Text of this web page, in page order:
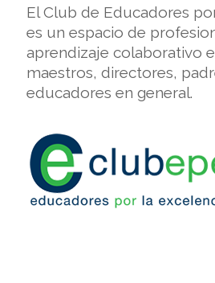
El Club de Educadores
es un espacio de
aprendizaje colaborativo
maestros, directores,
educadores en general.